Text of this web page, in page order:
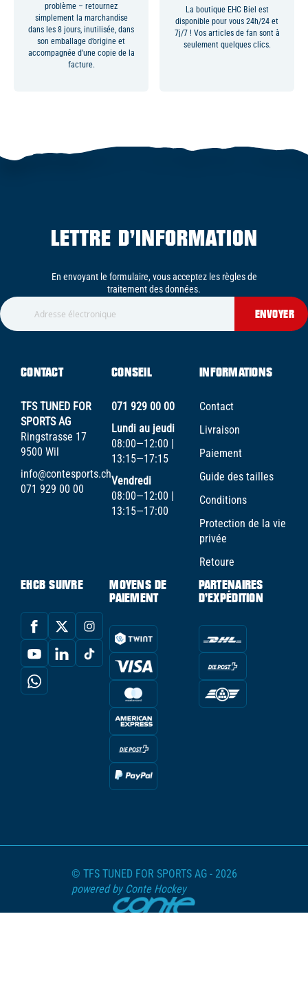
problème – retournez
simplement la marchandise
dans les 8 jours, inutilisée, dans
son emballage d’origine et
accompagnée d’une copie de la
facture.
La boutique EHC Biel est
disponible pour vous 24h/24 et
7j/7 ! Vos articles de fan sont à
seulement quelques clics.
LETTRE D’INFORMATION
En envoyant le formulaire, vous acceptez les règles de
traitement des données.
ENVOYER
CONTACT
TFS TUNED FOR
SPORTS AG
Ringstrasse 17
9500 Wil
info@contesports.ch
071 929 00 00
CONSEIL
071 929 00 00
Lundi au jeudi
08:00—12:00 |
13:15—17:15
Vendredi
08:00—12:00 |
13:15—17:00
INFORMATIONS
Contact
Livraison
Paiement
Guide des tailles
Conditions
Protection de la vie
privée
Retoure
EHCB SUIVRE
MOYENS DE
PAIEMENT
PARTENAIRES
D'EXPÉDITION
© TFS TUNED FOR SPORTS AG - 2026
powered by Conte Hockey